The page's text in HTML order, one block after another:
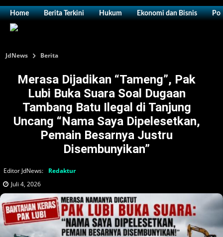
Home Berita Terkini Hukum Ekonomi dan Bisnis
JdNews Berita
‎Merasa Dijadikan “Tameng”, Pak
Lubi Buka Suara Soal Dugaan
Tambang Batu Ilegal di Tanjung
Uncang “Nama Saya Dipelesetkan,
Pemain Besarnya Justru
Disembunyikan”
Editor JdNews:
Redaktur
Juli 4, 2026